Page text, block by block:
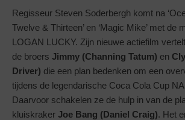
Regisseur Steven Soderbergh komt na
Twelve & Thirteen’ en ‘Magic Mike’ met de
LOGAN LUCKY. Zijn nieuwe actiefilm
de broers Jimmy (Channing Tatum) en
Driver) die een plan bedenken om een
tijdens de legendarische Coca Cola Cup
Daarvoor schakelen ze de hulp in van de
kluiskraker Joe Bang (Daniel Craig). Het